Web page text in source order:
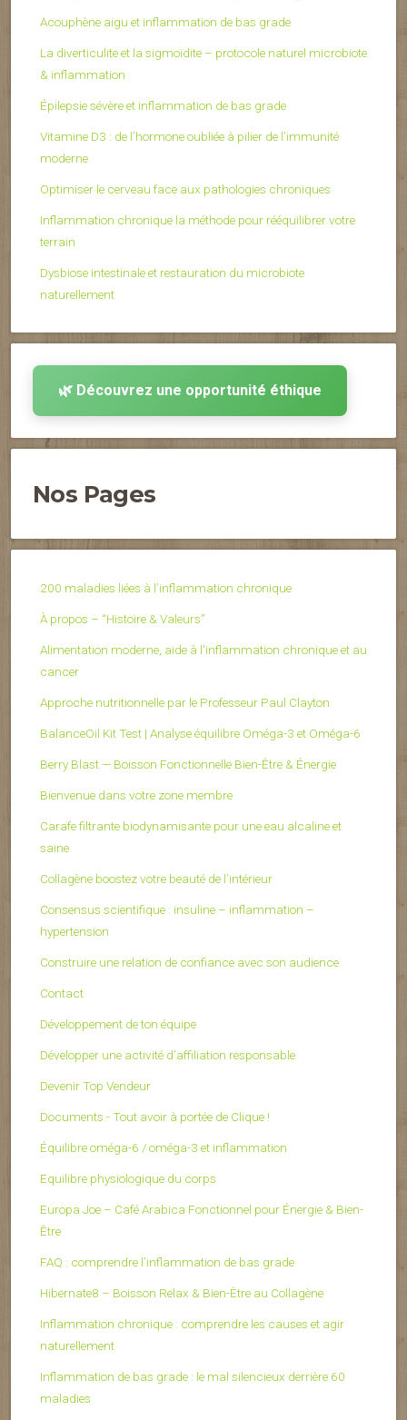
Acouphène aigu et inflammation de bas grade
La diverticulite et la sigmoïdite – protocole naturel microbiote
& inflammation
Épilepsie sévère et inflammation de bas grade
Vitamine D3 : de l’hormone oubliée à pilier de l’immunité
moderne
Optimiser le cerveau face aux pathologies chroniques
Inflammation chronique la méthode pour rééquilibrer votre
terrain
Dysbiose intestinale et restauration du microbiote
naturellement
🌿 Découvrez une opportunité éthique
Nos Pages
200 maladies liées à l’inflammation chronique
À propos – “Histoire & Valeurs”
Alimentation moderne, aide à l'inflammation chronique et au
cancer
Approche nutritionnelle par le Professeur Paul Clayton
BalanceOil Kit Test | Analyse équilibre Oméga-3 et Oméga-6
Berry Blast — Boisson Fonctionnelle Bien-Être & Énergie
Bienvenue dans votre zone membre
Carafe filtrante biodynamisante pour une eau alcaline et
saine
Collagène boostez votre beauté de l’intérieur
Consensus scientifique : insuline – inflammation –
hypertension
Construire une relation de confiance avec son audience
Contact
Développement de ton équipe
Développer une activité d’affiliation responsable
Devenir Top Vendeur
Documents - Tout avoir à portée de Clique !
Équilibre oméga-6 / oméga-3 et inflammation
Equilibre physiologique du corps
Europa Joe – Café Arabica Fonctionnel pour Énergie & Bien-
Être
FAQ : comprendre l’inflammation de bas grade
Hibernate8 – Boisson Relax & Bien-Être au Collagène
Inflammation chronique : comprendre les causes et agir
naturellement
Inflammation de bas grade : le mal silencieux derrière 60
maladies